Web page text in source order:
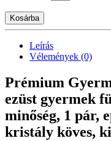
Kosárba
Leírás
Vélemények (0)
Prémium
ezüst gyermek
minőség, 1 pár,
kristály köves,